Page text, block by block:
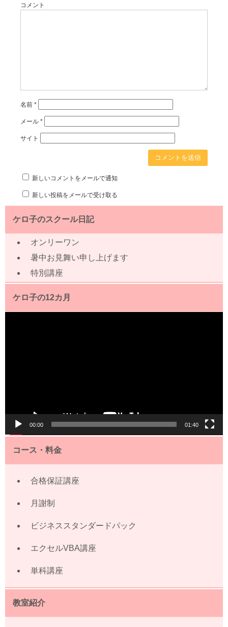
コメント
名前 *
メール *
サイト
新しいコメントをメールで通知
新しい投稿をメールで受け取る
ケロ子のスクール日記
オンリーワン
暑中お見舞い申し上げます
特別講座
ケロ子の12カ月
00:00 01:40
コース・料金
合格保証講座
月謝制
ビジネススタンダードパック
エクセルVBA講座
単科講座
教室紹介